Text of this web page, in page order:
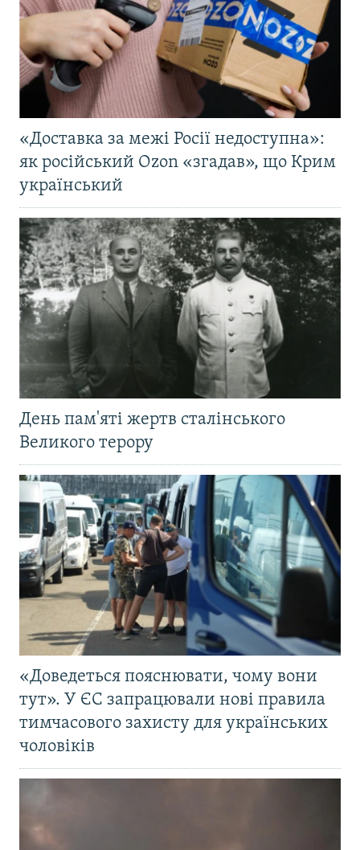
«Доставка за межі Росії недоступна»:
як російський Ozon «згадав», що Крим
український
День пам'яті жертв сталінського
Великого терору
«Доведеться пояснювати, чому вони
тут». У ЄС запрацювали нові правила
тимчасового захисту для українських
чоловіків